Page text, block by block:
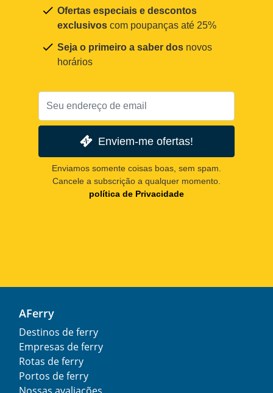
Ofertas especiais e descontos
exclusivos com poupanças até 25%
Seja o primeiro a saber dos novos
horários
Enviem-me ofertas!
Enviamos somente coisas boas, sem spam.
Cancele a subscrição a qualquer momento.
política de Privacidade
AFerry
Destinos de ferry
Empresas de ferry
Rotas de ferry
Portos de ferry